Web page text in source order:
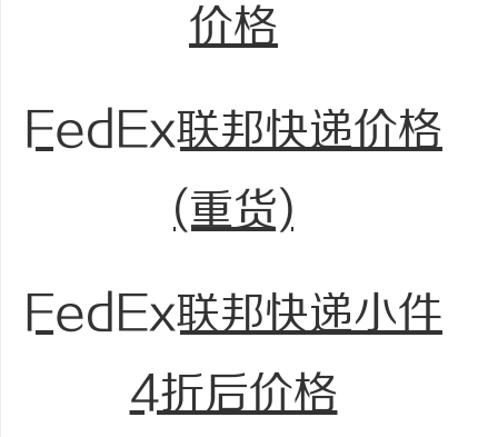
价格
FedEx联邦快递价格
(重货)
FedEx联邦快递小件
4折后价格